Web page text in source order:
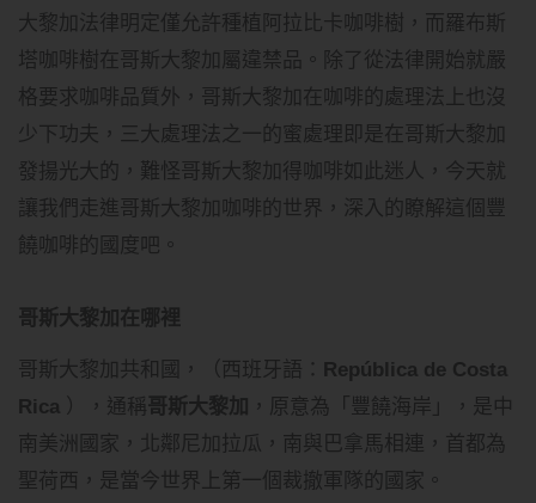
大黎加法律明定僅允許種植阿拉比卡咖啡樹，而羅布斯
塔咖啡樹在哥斯大黎加屬違禁品。除了從法律開始就嚴
格要求咖啡品質外，哥斯大黎加在咖啡的處理法上也沒
少下功夫，三大處理法之一的蜜處理即是在哥斯大黎加
發揚光大的，難怪哥斯大黎加得咖啡如此迷人，今天就
讓我們走進哥斯大黎加咖啡的世界，深入的瞭解這個豐
饒咖啡的國度吧。
哥斯大黎加在哪裡
哥斯大黎加共和國，（西班牙語： República de Costa
Rica ），通稱哥斯大黎加 ，原意為「豐饒海岸」，是中
南美洲國家，北鄰尼加拉瓜，南與巴拿馬相連，首都為
聖荷西，是當今世界上第一個裁撤軍隊的國家。